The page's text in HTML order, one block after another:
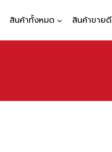
สินค้าทั้งหมด สินค้าขายดี